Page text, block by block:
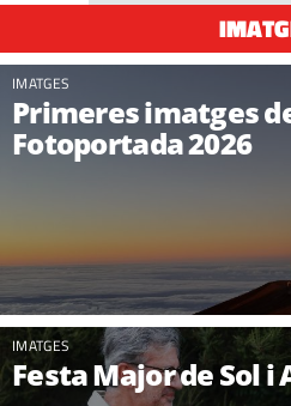
IMATGES
Primeres imatges
Fotoportada 2026
IMATGES
Festa Major de Sol i